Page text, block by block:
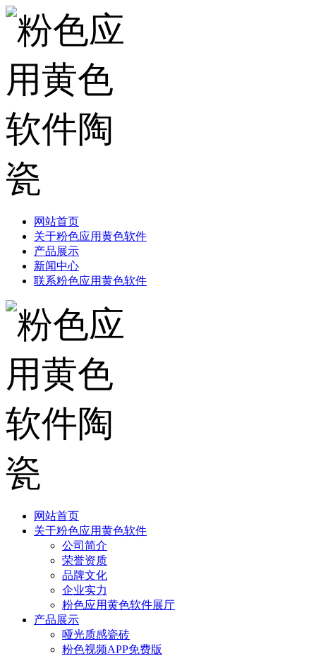
网站首页
关于粉色应用黄色软件
产品展示
新闻中心
联系粉色应用黄色软件
网站首页
关于粉色应用黄色软件
公司简介
荣誉资质
品牌文化
企业实力
粉色应用黄色软件展厅
产品展示
哑光质感瓷砖
粉色视频APP免费版